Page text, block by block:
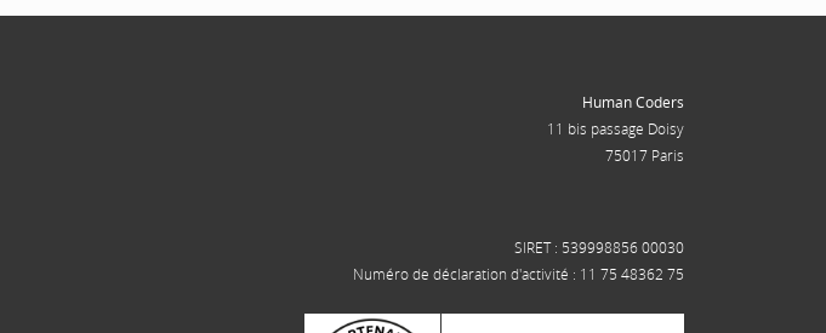
Human Coders
11 bis passage Doisy
75017 Paris
SIRET : 539998856 00030
Numéro de déclaration d'activité : 11 75 48362 75